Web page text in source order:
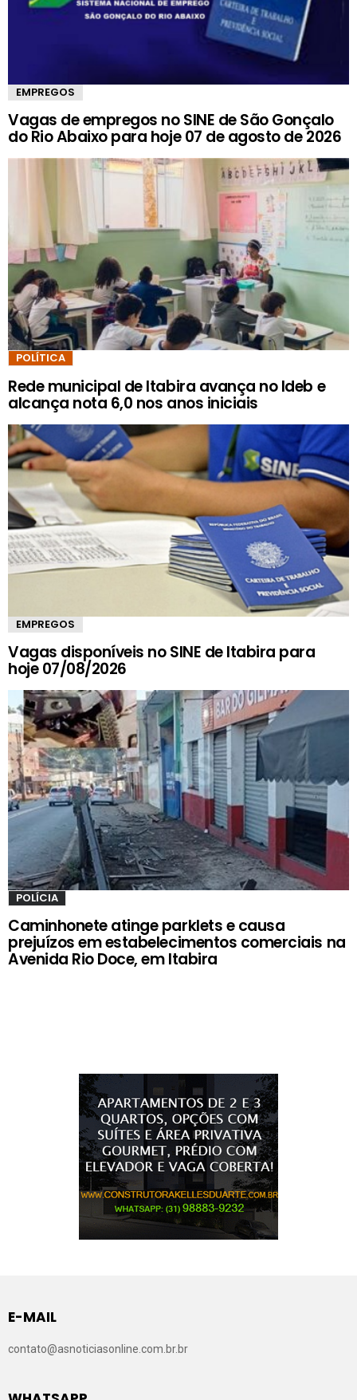
EMPREGOS
Vagas de empregos no SINE de São Gonçalo
do Rio Abaixo para hoje 07 de agosto de 2026
POLÍTICA
Rede municipal de Itabira avança no Ideb e
alcança nota 6,0 nos anos iniciais
EMPREGOS
Vagas disponíveis no SINE de Itabira para
hoje 07/08/2026
POLÍCIA
Caminhonete atinge parklets e causa
prejuízos em estabelecimentos comerciais na
Avenida Rio Doce, em Itabira
E-MAIL
contato@asnoticiasonline.com.br.br